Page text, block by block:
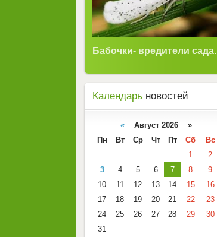
Бабочки- вредители сада.
Календарь новостей
« Август 2026 »
Пн
Вт Ср Чт Пт Сб
Вс
1
2
3
4 5 6 7 8
9
10
11 12 13 14 15
16
17
18 19 20 21 22
23
24
25 26 27 28 29
30
31